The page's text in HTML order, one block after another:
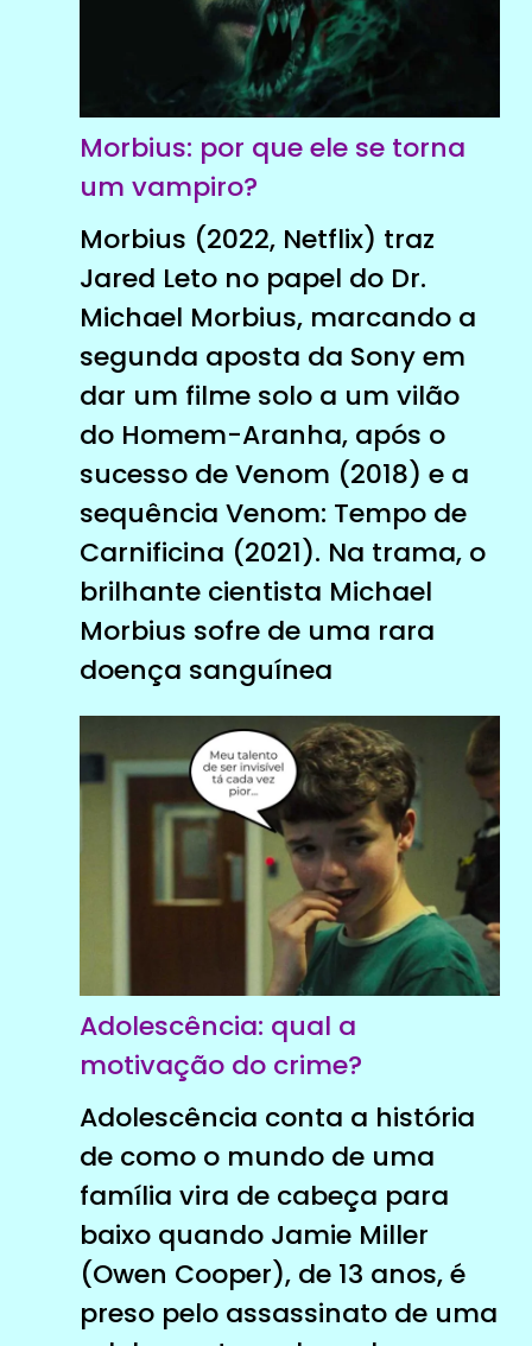
Morbius: por que ele se torna
um vampiro?
Morbius (2022, Netflix) traz
Jared Leto no papel do Dr.
Michael Morbius, marcando a
segunda aposta da Sony em
dar um filme solo a um vilão
do Homem-Aranha, após o
sucesso de Venom (2018) e a
sequência Venom: Tempo de
Carnificina (2021). Na trama, o
brilhante cientista Michael
Morbius sofre de uma rara
doença sanguínea
Adolescência: qual a
motivação do crime?
Adolescência conta a história
de como o mundo de uma
família vira de cabeça para
baixo quando Jamie Miller
(Owen Cooper), de 13 anos, é
preso pelo assassinato de uma